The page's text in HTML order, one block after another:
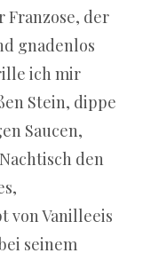
Franzose, der
gnadenlos
ich mir
Stein, dippe
Saucen,
den
von Vanilleeis
seinem